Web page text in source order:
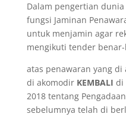
Dalam pengertian
fungsi Jaminan
untuk menjamin agar
mengikuti tender
atas penawaran yang
di akomodir KEMBALI di
2018 tentang
sebelumnya telah di